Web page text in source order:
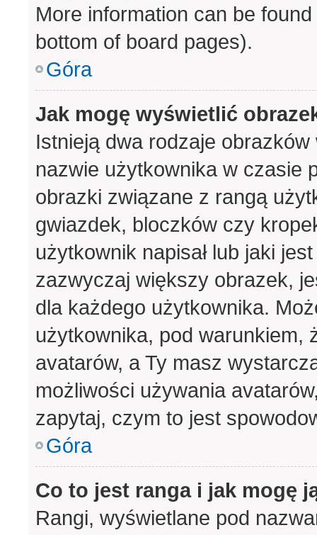
More information can be
bottom of board pages).
Góra
Jak mogę wyświetlić
Istnieją dwa rodzaje
nazwie użytkownika w czasie
obrazki związane z rangą
gwiazdek, bloczków czy
użytkownik napisał lub jaki
zazwyczaj większy obrazek,
dla każdego użytkownika.
użytkownika, pod warunkiem,
avatarów, a Ty masz
możliwości używania
zapytaj, czym to jest
Góra
Co to jest ranga i jak mogę
Rangi, wyświetlane pod